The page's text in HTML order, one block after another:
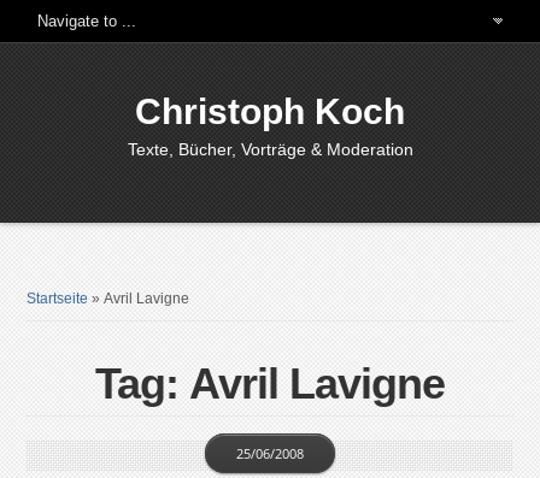
Christoph Koch
Texte, Bücher, Vorträge & Moderation
Startseite »Avril Lavigne
Tag: Avril Lavigne
25/06/2008